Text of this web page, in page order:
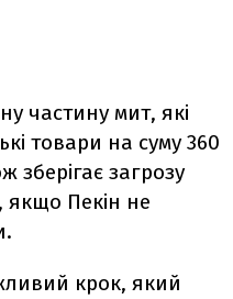
частину мит, які
товари на суму 360
зберігає загрозу
якщо Пекін не
крок, який